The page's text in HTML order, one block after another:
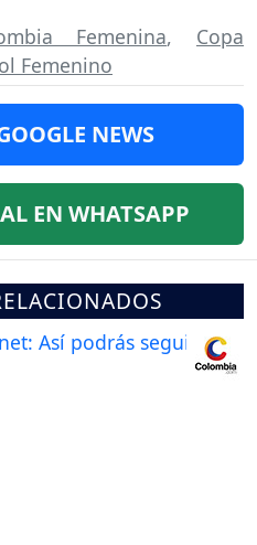
Femenina, Copa
Femenino
NEWS
EN WHATSAPP